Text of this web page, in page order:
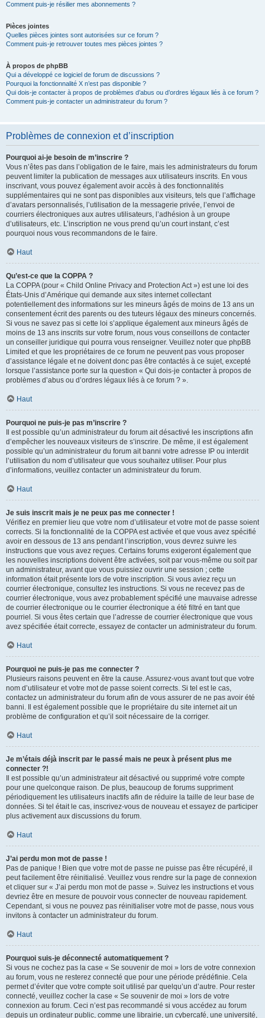
Comment puis-je résilier mes abonnements ?
Pièces jointes
Quelles pièces jointes sont autorisées sur ce forum ?
Comment puis-je retrouver toutes mes pièces jointes ?
À propos de phpBB
Qui a développé ce logiciel de forum de discussions ?
Pourquoi la fonctionnalité X n’est pas disponible ?
Qui dois-je contacter à propos de problèmes d’abus ou d’ordres légaux liés à ce forum ?
Comment puis-je contacter un administrateur du forum ?
Problèmes de connexion et d’inscription
Pourquoi ai-je besoin de m’inscrire ?
Vous n’êtes pas dans l’obligation de le faire, mais les administrateurs du forum
peuvent limiter la publication de messages aux utilisateurs inscrits. En vous
inscrivant, vous pouvez également avoir accès à des fonctionnalités
supplémentaires qui ne sont pas disponibles aux visiteurs, tels que l’affichage
d’avatars personnalisés, l’utilisation de la messagerie privée, l’envoi de
courriers électroniques aux autres utilisateurs, l’adhésion à un groupe
d’utilisateurs, etc. L’inscription ne vous prend qu’un court instant, c’est
pourquoi nous vous recommandons de le faire.
Haut
Qu’est-ce que la COPPA ?
La COPPA (pour « Child Online Privacy and Protection Act ») est une loi des
États-Unis d’Amérique qui demande aux sites internet collectant
potentiellement des informations sur les mineurs âgés de moins de 13 ans un
consentement écrit des parents ou des tuteurs légaux des mineurs concernés.
Si vous ne savez pas si cette loi s’applique également aux mineurs âgés de
moins de 13 ans inscrits sur votre forum, nous vous conseillons de contacter
un conseiller juridique qui pourra vous renseigner. Veuillez noter que phpBB
Limited et que les propriétaires de ce forum ne peuvent pas vous proposer
d’assistance légale et ne doivent donc pas être contactés à ce sujet, excepté
lorsque l’assistance porte sur la question « Qui dois-je contacter à propos de
problèmes d’abus ou d’ordres légaux liés à ce forum ? ».
Haut
Pourquoi ne puis-je pas m’inscrire ?
Il est possible qu’un administrateur du forum ait désactivé les inscriptions afin
d’empêcher les nouveaux visiteurs de s’inscrire. De même, il est également
possible qu’un administrateur du forum ait banni votre adresse IP ou interdit
l’utilisation du nom d’utilisateur que vous souhaitez utiliser. Pour plus
d’informations, veuillez contacter un administrateur du forum.
Haut
Je suis inscrit mais je ne peux pas me connecter !
Vérifiez en premier lieu que votre nom d’utilisateur et votre mot de passe soient
corrects. Si la fonctionnalité de la COPPA est activée et que vous avez spécifié
avoir en dessous de 13 ans pendant l’inscription, vous devrez suivre les
instructions que vous avez reçues. Certains forums exigeront également que
les nouvelles inscriptions doivent être activées, soit par vous-même ou soit par
un administrateur, avant que vous puissiez ouvrir une session ; cette
information était présente lors de votre inscription. Si vous aviez reçu un
courrier électronique, consultez les instructions. Si vous ne recevez pas de
courrier électronique, vous avez probablement spécifié une mauvaise adresse
de courrier électronique ou le courrier électronique a été filtré en tant que
pourriel. Si vous êtes certain que l’adresse de courrier électronique que vous
avez spécifiée était correcte, essayez de contacter un administrateur du forum.
Haut
Pourquoi ne puis-je pas me connecter ?
Plusieurs raisons peuvent en être la cause. Assurez-vous avant tout que votre
nom d’utilisateur et votre mot de passe soient corrects. Si tel est le cas,
contactez un administrateur du forum afin de vous assurer de ne pas avoir été
banni. Il est également possible que le propriétaire du site internet ait un
problème de configuration et qu’il soit nécessaire de la corriger.
Haut
Je m’étais déjà inscrit par le passé mais ne peux à présent plus me
connecter ?!
Il est possible qu’un administrateur ait désactivé ou supprimé votre compte
pour une quelconque raison. De plus, beaucoup de forums suppriment
périodiquement les utilisateurs inactifs afin de réduire la taille de leur base de
données. Si tel était le cas, inscrivez-vous de nouveau et essayez de participer
plus activement aux discussions du forum.
Haut
J’ai perdu mon mot de passe !
Pas de panique ! Bien que votre mot de passe ne puisse pas être récupéré, il
peut facilement être réinitialisé. Veuillez vous rendre sur la page de connexion
et cliquer sur « J’ai perdu mon mot de passe ». Suivez les instructions et vous
devriez être en mesure de pouvoir vous connecter de nouveau rapidement.
Cependant, si vous ne pouvez pas réinitialiser votre mot de passe, nous vous
invitons à contacter un administrateur du forum.
Haut
Pourquoi suis-je déconnecté automatiquement ?
Si vous ne cochez pas la case « Se souvenir de moi » lors de votre connexion
au forum, vous ne resterez connecté que pour une période prédéfinie. Cela
permet d’éviter que votre compte soit utilisé par quelqu’un d’autre. Pour rester
connecté, veuillez cocher la case « Se souvenir de moi » lors de votre
connexion au forum. Ceci n’est pas recommandé si vous accédez au forum
depuis un ordinateur public, comme une librairie, un cybercafé, une université,